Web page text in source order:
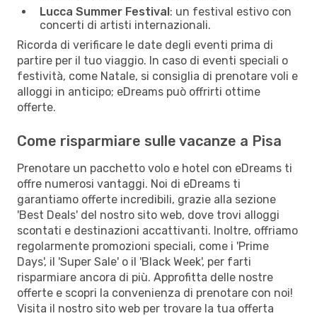
Lucca Summer Festival: un festival estivo con
concerti di artisti internazionali.
Ricorda di verificare le date degli eventi prima di
partire per il tuo viaggio. In caso di eventi speciali o
festività, come Natale, si consiglia di prenotare voli e
alloggi in anticipo; eDreams può offrirti ottime
offerte.
Come risparmiare sulle vacanze a Pisa
Prenotare un pacchetto volo e hotel con eDreams ti
offre numerosi vantaggi. Noi di eDreams ti
garantiamo offerte incredibili, grazie alla sezione
'Best Deals' del nostro sito web, dove trovi alloggi
scontati e destinazioni accattivanti. Inoltre, offriamo
regolarmente promozioni speciali, come i 'Prime
Days', il 'Super Sale' o il 'Black Week', per farti
risparmiare ancora di più. Approfitta delle nostre
offerte e scopri la convenienza di prenotare con noi!
Visita il nostro sito web per trovare la tua offerta